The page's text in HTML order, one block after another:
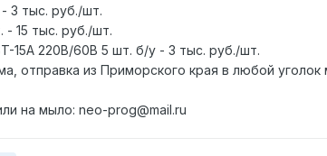
3 тыс. руб./шт.
- 15 тыс. руб./шт.
15А 220В/60В 5 шт. б/у - 3 тыс. руб./шт.
отправка из Приморского края в любой уголок
на мыло: neo-prog@mail.ru